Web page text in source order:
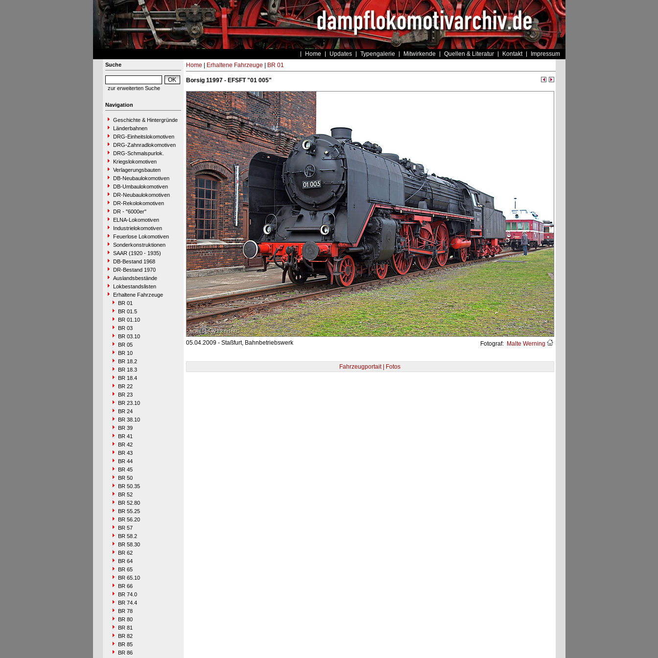
Home Updates Typengalerie Mitwirkende Quellen & Literatur Kontakt Impressum
Suche
zur erweiterten Suche
Navigation
Geschichte & Hintergründe
Länderbahnen
DRG-Einheitslokomotiven
DRG-Zahnradlokomotiven
DRG-Schmalspurlok.
Kriegslokomotiven
Verlagerungsbauten
DB-Neubaulokomotiven
DB-Umbaulokomotiven
DR-Neubaulokomotiven
DR-Rekolokomotiven
DR - "6000er"
ELNA-Lokomotiven
Industrielokomotiven
Feuerlose Lokomotiven
Sonderkonstruktionen
SAAR (1920 - 1935)
DB-Bestand 1968
DR-Bestand 1970
Auslandsbestände
Lokbestandslisten
Erhaltene Fahrzeuge
BR 01
BR 01.5
BR 01.10
BR 03
BR 03.10
BR 05
BR 10
BR 18.2
BR 18.3
BR 18.4
BR 22
BR 23
BR 23.10
BR 24
BR 38.10
BR 39
BR 41
BR 42
BR 43
BR 44
BR 45
BR 50
BR 50.35
BR 52
BR 52.80
BR 55.25
BR 56.20
BR 57
BR 58.2
BR 58.30
BR 62
BR 64
BR 65
BR 65.10
BR 66
BR 74.0
BR 74.4
BR 78
BR 80
BR 81
BR 82
BR 85
BR 86
Home Erhaltene Fahrzeuge BR 01
Borsig 11997 - EFSFT "01 005"
05.04.2009 - Staßfurt, Bahnbetriebswerk Fotograf: Malte Werning
Fahrzeugportait | Fotos